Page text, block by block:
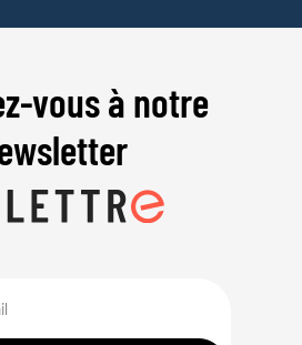
vous à notre